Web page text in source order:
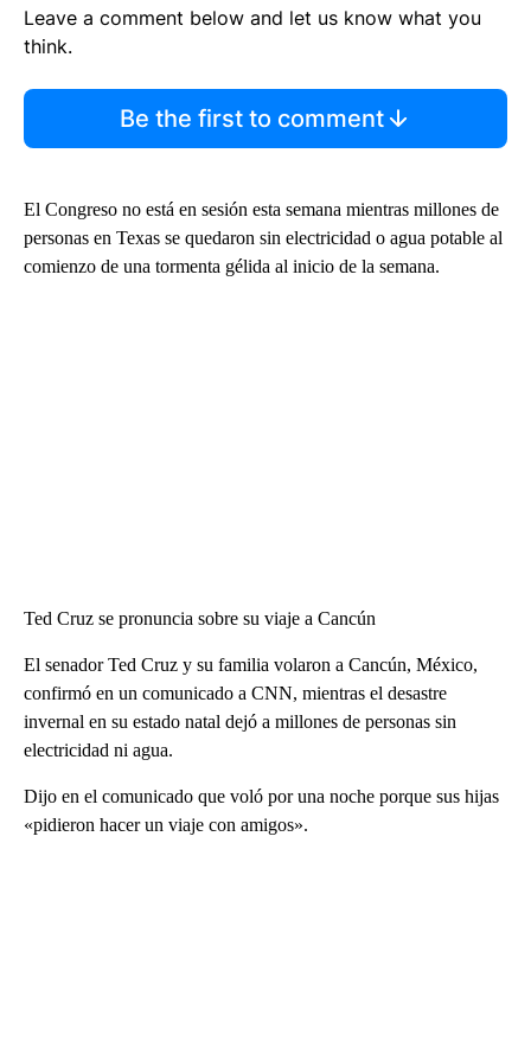
Leave a comment below and let us know what you
think.
Be the first to comment
El Congreso no está en sesión esta semana mientras millones de
personas en Texas se quedaron sin electricidad o agua potable al
comienzo de una tormenta gélida al inicio de la semana.
Ted Cruz se pronuncia sobre su viaje a Cancún
El senador Ted Cruz y su familia volaron a Cancún, México,
confirmó en un comunicado a CNN, mientras el desastre
invernal en su estado natal dejó a millones de personas sin
electricidad ni agua.
Dijo en el comunicado que voló por una noche porque sus hijas
«pidieron hacer un viaje con amigos».